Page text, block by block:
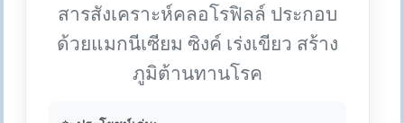
สารสังเคราะห์คลอโรฟิลล์ ประกอบ
ด้วยแมกนีเซียม ซิงค์ เร่งเขียว สร้าง
ภูมิต้านทานโรค